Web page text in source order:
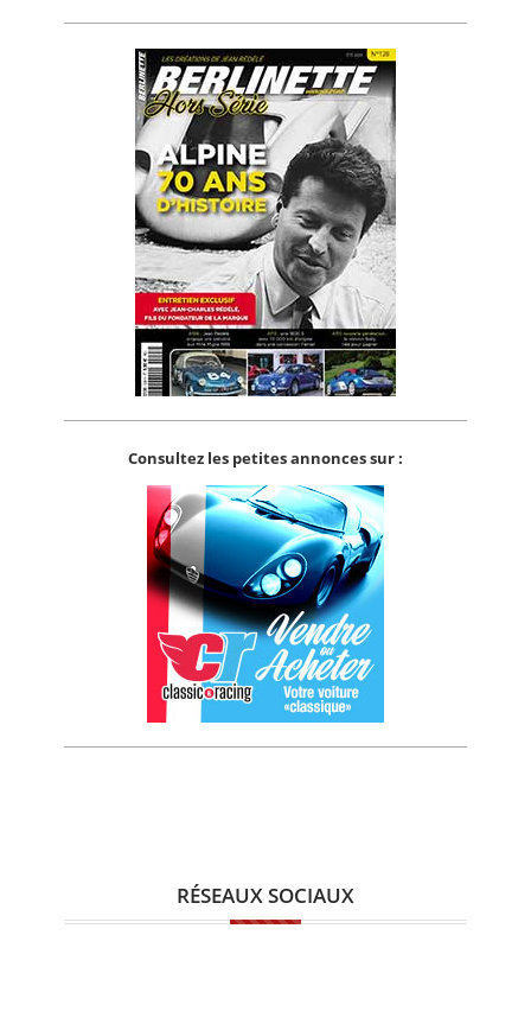
Consultez les petites annonces sur :
RÉSEAUX SOCIAUX